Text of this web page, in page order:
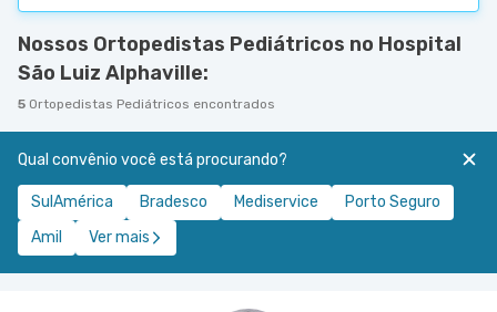
Nossos Ortopedistas Pediátricos no Hospital
São Luiz Alphaville:
5 Ortopedistas Pediátricos encontrados
Qual convênio você está procurando?
SulAmérica Bradesco Mediservice
Porto Seguro
Amil
Ver mais